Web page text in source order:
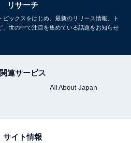
リサーチ
ックスをはじめ、最新のリリース情報、ト
、世の中で注目を集めている話題をお知らせ
関連サービス
All About Japan
サイト情報